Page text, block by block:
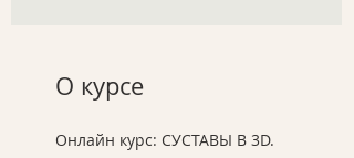
О курсе
Онлайн курс: СУСТАВЫ В 3D.